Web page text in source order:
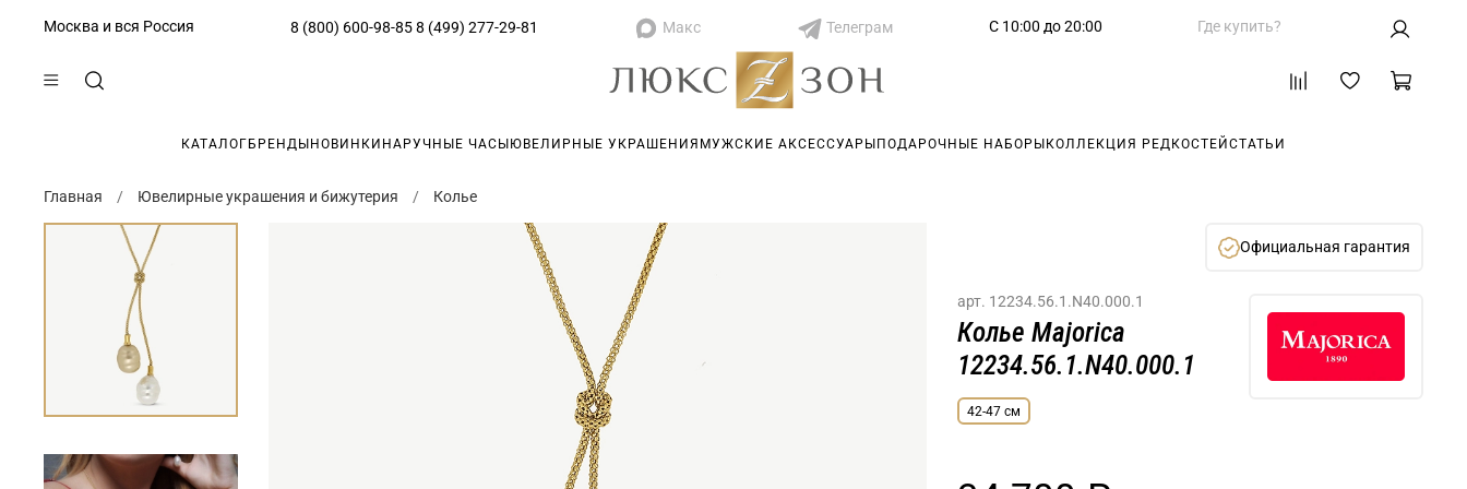
Москва и вся Россия 8 (800) 600-98-85 8 (499) 277-29-81 Макс Телеграм С 10:00 до 20:00 Где купить?
КАТАЛОГ БРЕНДЫ НОВИНКИ НАРУЧНЫЕ ЧАСЫ ЮВЕЛИРНЫЕ УКРАШЕНИЯ МУЖСКИЕ АКСЕССУАРЫ ПОДАРОЧНЫЕ НАБОРЫ КОЛЛЕКЦИЯ РЕДКОСТЕЙ СТАТЬИ
Главная Ювелирные украшения и бижутерия Колье
Официальная гарантия
арт. 12234.56.1.N40.000.1
Колье Majorica
12234.56.1.N40.000.1
42-47 см